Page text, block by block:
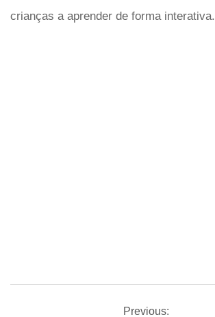
crianças a aprender de forma interativa.
Previous: